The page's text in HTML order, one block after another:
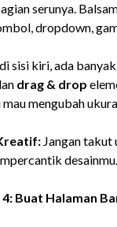
serunya.
dropdown,
sisi kiri, ada
drag & drop
mau mengubah
Jangan
desainmu.
Buat Halaman